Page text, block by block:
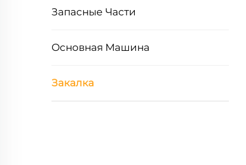
Запасные Части
Основная Машина
Закалка